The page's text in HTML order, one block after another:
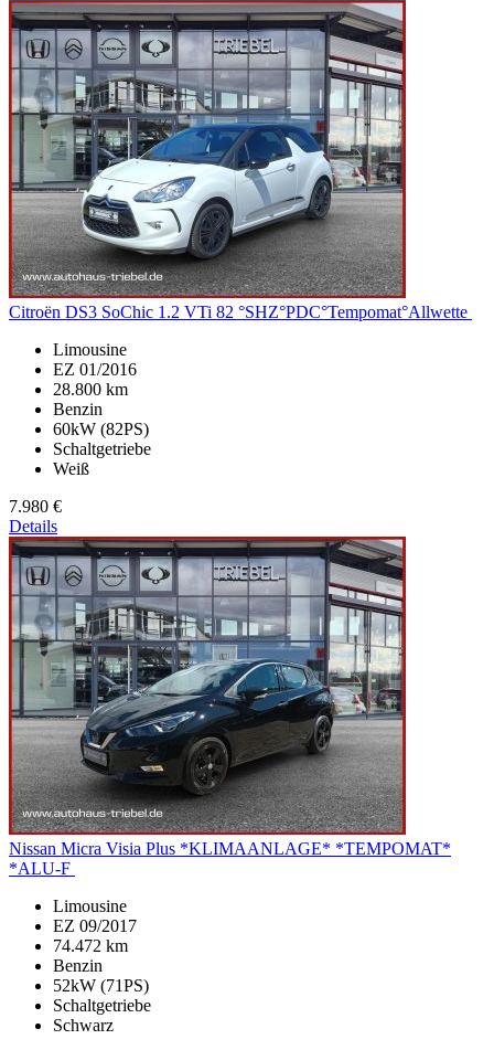
Citroën DS3 SoChic 1.2 VTi 82 °SHZ°PDC°Tempomat°Allwette
Limousine
EZ 01/2016
28.800 km
Benzin
60kW (82PS)
Schaltgetriebe
Weiß
7.980 €
Details
Nissan Micra Visia Plus *KLIMAANLAGE* *TEMPOMAT*
*ALU-F
Limousine
EZ 09/2017
74.472 km
Benzin
52kW (71PS)
Schaltgetriebe
Schwarz